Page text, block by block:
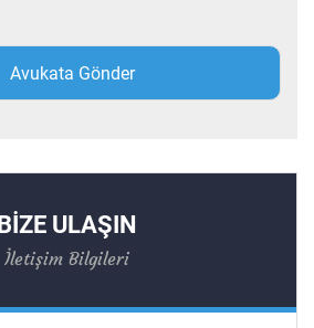
BİZE ULAŞIN
İletişim Bilgileri